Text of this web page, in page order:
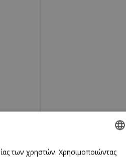
GREEK
των χρηστών. Χρησιμοποιώντας